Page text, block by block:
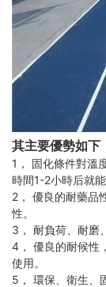
其主要優勢如下
1， 固化條件對溫
時間1-2小時后就能
2， 優良的耐藥品
性。
3， 耐負荷、耐磨
4， 優良的耐候性
使用。
5， 環保、衛生、